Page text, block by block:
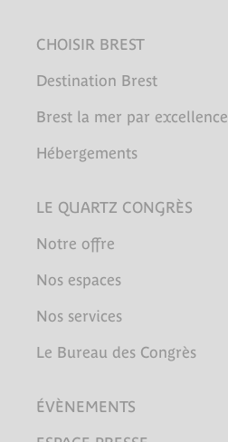
CHOISIR BREST
Destination Brest
Brest la mer par excellence
Hébergements
LE QUARTZ CONGRÈS
Notre offre
Nos espaces
Nos services
Le Bureau des Congrès
ÉVÈNEMENTS